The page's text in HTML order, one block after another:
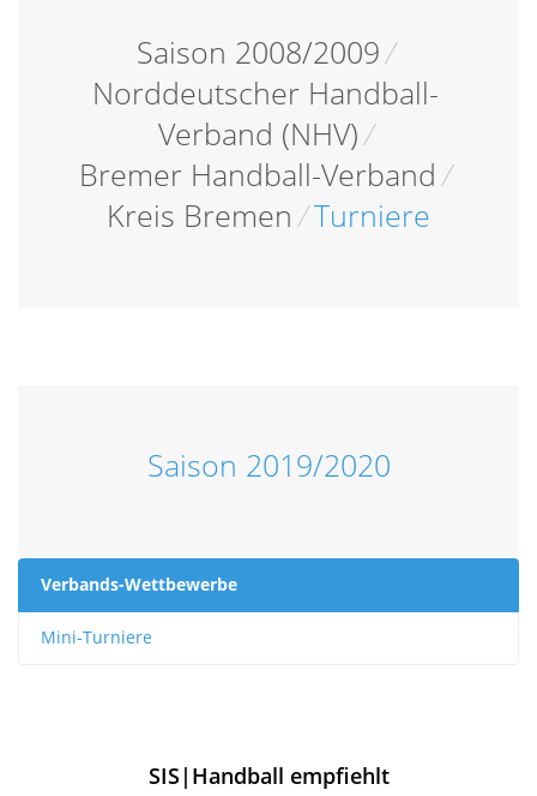
Saison 2008/2009/
Norddeutscher Handball-
Verband (NHV)/
Bremer Handball-Verband /
Kreis Bremen /Turniere
Saison 2019/2020
Verbands-Wettbewerbe
Mini-Turniere
SIS|Handball empfiehlt